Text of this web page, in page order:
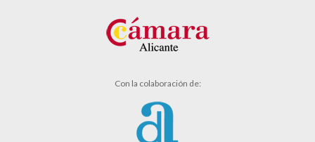
Con la colaboración de: